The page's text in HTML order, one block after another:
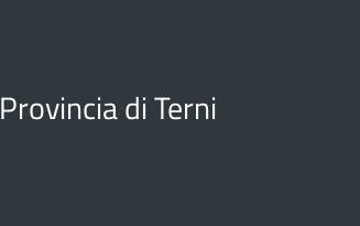
Provincia di Terni